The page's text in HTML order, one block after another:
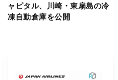
ャピタル、川崎・東扇島の冷
凍自動倉庫を公開